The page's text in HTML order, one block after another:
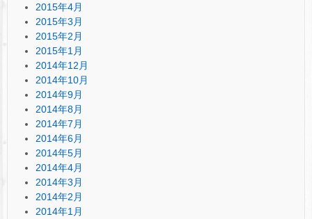
2015年4月
2015年3月
2015年2月
2015年1月
2014年12月
2014年10月
2014年9月
2014年8月
2014年7月
2014年6月
2014年5月
2014年4月
2014年3月
2014年2月
2014年1月